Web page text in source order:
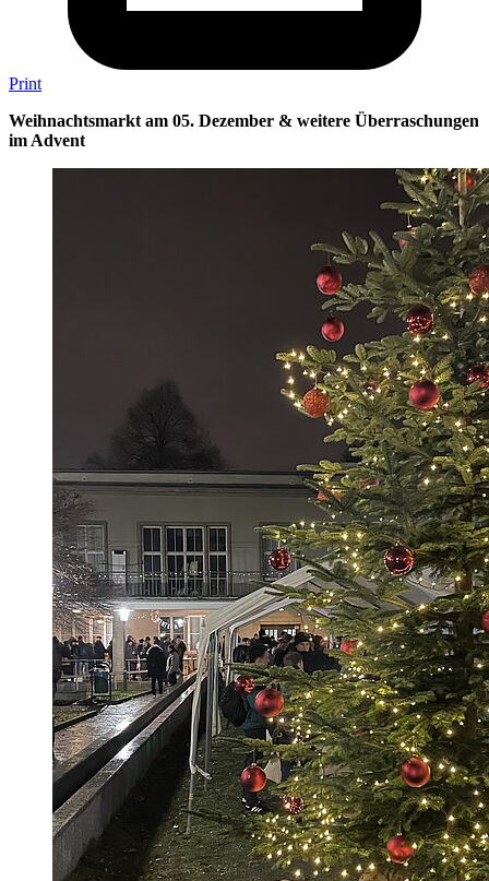
Print
Weihnachtsmarkt am 05. Dezember & weitere Überraschungen
im Advent